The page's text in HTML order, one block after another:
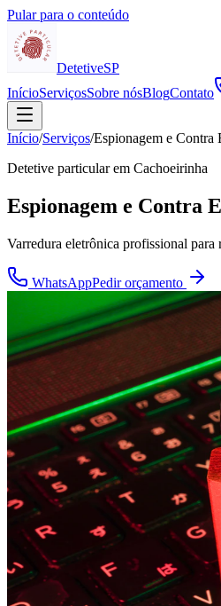
Pular para o conteúdo
DetetiveSP
InícioServiçosSobre nósBlogContato
Início/Serviços/Espionagem e Contra
Detetive particular em Cachoeirinha
Espionagem e Contra
Varredura eletrônica profissional para
WhatsAppPedir orçamento